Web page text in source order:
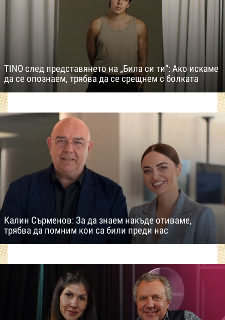
TINO след представянето на „Била си ти“: Ако искаме
да се опознаем, трябва да се срещнем с болката
Калин Сърменов: За да знаем накъде отиваме,
трябва да помним кои са били преди нас